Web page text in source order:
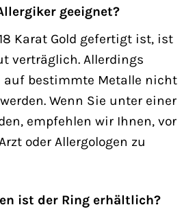
geeignet?
Karat Gold gefertigt ist, ist
verträglich. Allerdings
auf bestimmte Metalle nicht
Wenn Sie unter einer
empfehlen wir Ihnen, vor
oder Allergologen zu
ist der Ring erhältlich?